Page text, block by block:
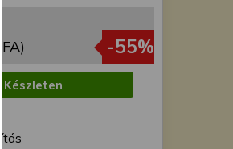
-55%
Készleten